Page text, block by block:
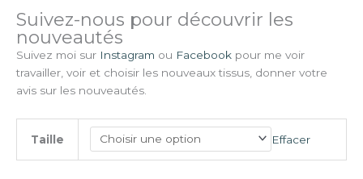
Suivez-nous pour découvrir les
nouveautés
Suivez moi sur Instagram ou Facebook pour me voir
travailler, voir et choisir les nouveaux tissus, donner votre
avis sur les nouveautés.
Taille Effacer